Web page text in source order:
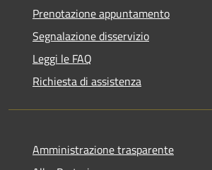
Prenotazione appuntamento
Segnalazione disservizio
Leggi le FAQ
Richiesta di assistenza
Amministrazione trasparente